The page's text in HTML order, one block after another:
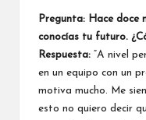
Pregunta: Hace doce
conocías tu futuro.
Respuesta: “A nivel
en un equipo con un
motiva mucho. Me
esto no quiero decir